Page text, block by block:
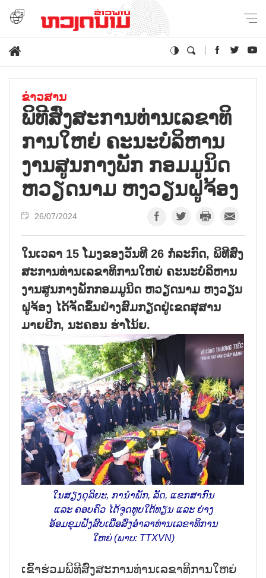
ຂ່າວສານ
ພິ​ທີສົ່ງ​ສະ​ການ​ທ່ານ​ເລ​ຂາ​ທິ​
ການ​ໃຫຍ່ ຄະ​ນະ​ບໍ​ລິ​ຫານ​
ງານ​ສູນ​ກາງ​ພັກ ກອມ​ມູ​ນິດ
ຫວຽດ​ນາມ ຫງວຽນ​ຝູ​ຈ້ອງ
26/07/2024
ໃນເວລາ 15 ໂມງຂອງວັນທີ 26 ກໍລະກົດ, ພິທີສົ່ງ
ສະການທ່ານເລຂາທິການໃຫຍ່ ຄະນະບໍລິຫານ
ງານສູນກາງພັກກອມມູນິດ ຫວຽດນາມ ຫງວຽນ
ຝູຈ້ອງ ໄດ້ຈັດຂຶ້ນຢ່າງສົມກຽດຢູ່ເຂດສຸສານ
ມາຍຢີກ, ນະຄອນ ຮ່າໂນ້ຍ.
ໃນສຽງດຸລິຍະ, ການຳພັກ, ລັດ, ແຂກສາກົນ
ແລະ ຄອບຄົວ ໄດ້ຈູດທູບໃຕ້ທຽນ ແລະ ຍ່າງ
ອ້ອມຂຸມຝັງສົບເພື່ອສົ່ງອຳລາທ່ານເລຂາທິການ
ໃຫຍ່ (ພາບ: TTXVN)
ເຂົ້າຮ່ວມພິທີສົ່ງສະການທ່ານເລຂາທິການໃຫຍ່